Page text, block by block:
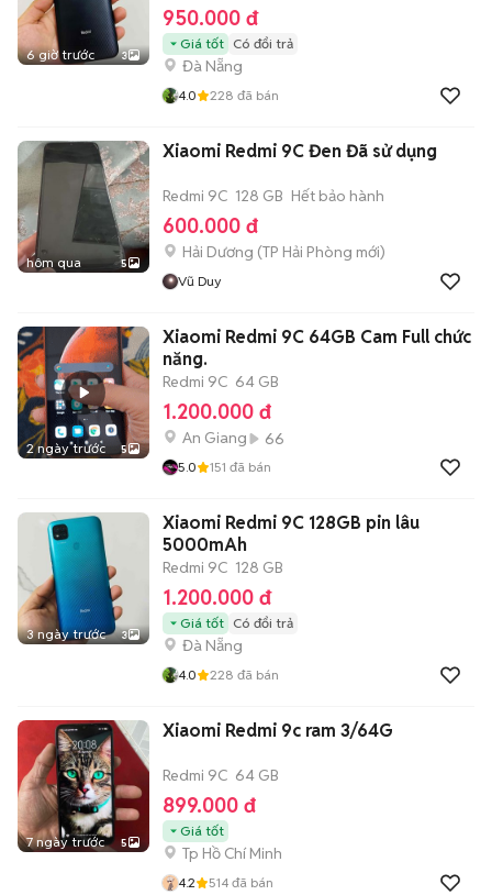
6 giờ trước 3
950.000 đ
Giá tốt Có đổi trả
Đà Nẵng
4.0 228 đã bán
hôm qua 5
Xiaomi Redmi 9C Đen Đã sử dụng
Redmi 9C 128 GB Hết bảo hành
600.000 đ
Hải Dương (TP Hải Phòng mới)
Vũ Duy
2 ngày trước 5
Xiaomi Redmi 9C 64GB Cam Full chức
năng.
Redmi 9C 64 GB
1.200.000 đ
An Giang 66
5.0 151 đã bán
3 ngày trước 3
Xiaomi Redmi 9C 128GB pin lâu
5000mAh
Redmi 9C 128 GB
1.200.000 đ
Giá tốt Có đổi trả
Đà Nẵng
4.0 228 đã bán
7 ngày trước 5
Xiaomi Redmi 9c ram 3/64G
Redmi 9C 64 GB
899.000 đ
Giá tốt
Tp Hồ Chí Minh
4.2 514 đã bán